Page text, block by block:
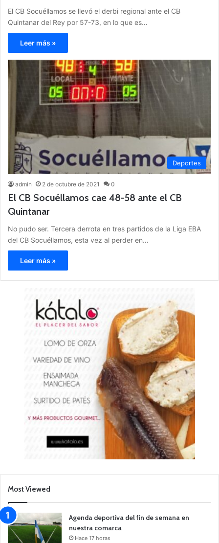
El CB Socuéllamos se llevó el derbi regional ante el CB
Quintanar del Rey por 57-73, en lo que es…
Leer más »
Deportes
admin 2 de octubre de 2021 0
El CB Socuéllamos cae 48-58 ante el CB
Quintanar
No pudo ser. Tercera derrota en tres partidos de la Liga EBA
del CB Socuéllamos, esta vez al perder en…
Leer más »
Most Viewed
Agenda deportiva del fin de semana en
nuestra comarca
Hace 17 horas